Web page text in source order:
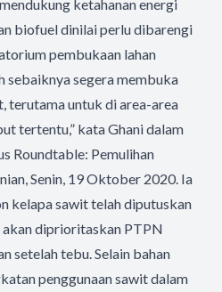
ketahanan energi
biofuel dinilai perlu dibarengi
pembukaan lahan
sebaiknya segera membuka
terutama untuk di area-area
tertentu,” kata Ghani dalam
Roundtable: Pemulihan
Senin, 19 Oktober 2020. Ia
kelapa sawit telah diputuskan
diprioritaskan PTPN
setelah tebu. Selain bahan
penggunaan sawit dalam